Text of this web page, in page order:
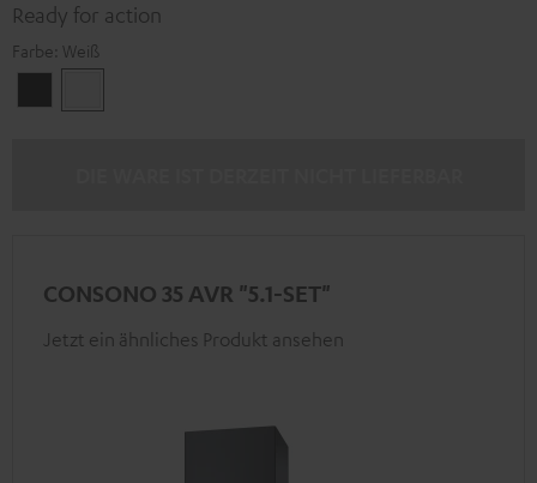
Ready for action
Farbe: Weiß
CONSONO 35 AVR "5.1-SET"
Jetzt ein ähnliches Produkt ansehen